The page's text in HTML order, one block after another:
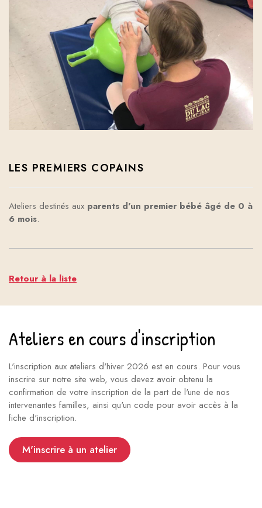
LES PREMIERS COPAINS
Ateliers destinés aux parents d'un premier bébé âgé de 0 à
6 mois.
Retour à la liste
Ateliers en cours d'inscription
L'inscription aux ateliers d'hiver 2026 est en cours. Pour vous
inscrire sur notre site web, vous devez avoir obtenu la
confirmation de votre inscription de la part de l'une de nos
intervenantes familles, ainsi qu'un code pour avoir accès à la
fiche d'inscription.
M'inscrire à un atelier